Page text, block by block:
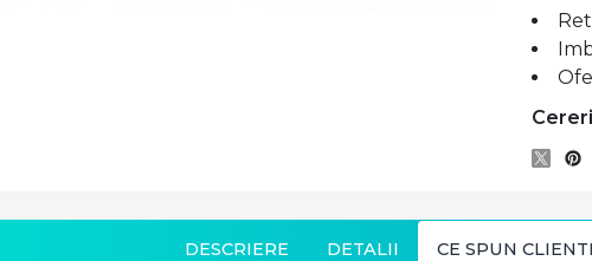
DESCRIERE DETALII CE SPUN